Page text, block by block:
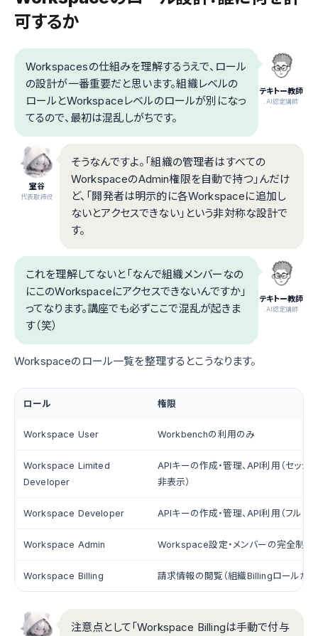
可するか
テキトー教師
.AI認定講師
Workspacesの仕組みを理解するうえで、ロール
の設計が一番重要だと思います。組織レベルの
ロールとWorkspaceレベルのロールが別になっ
てるので、最初は混乱しがちです。
室谷
代表取締役
そうなんですよ。「組織の管理者はすべての
WorkspaceのAdmin権限を自動で持つ」んだけ
ど、「開発者は明示的に各Workspaceに追加し
ないとアクセスできない」という非対称な設計で
す。
テキトー教師
.AI認定講師
これを理解してないと「なんで組織メンバーなの
にこのWorkspaceにアクセスできないんですか」
ってなります。講座でも必ずここで混乱が起きま
す（笑）
Workspaceのロール一覧を整理するとこうなります。
ロール 権限
Workspace User Workbenchの利用のみ
Workspace Limited
Developer
APIキーの作成・管理、API利用（セッシ
非表示）
Workspace Developer APIキーの作成・管理、API利用（フルア
Workspace Admin Workspace設定・メンバーの完全制御
Workspace Billing 請求情報の閲覧（組織Billingロールから
注意点として「Workspace Billingは手動で付与